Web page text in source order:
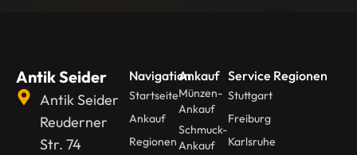
Antik Seider
Antik Seider
Reuderner
Str. 74
Navigation
Startseite
Ankauf
Regionen
Ankauf
Münzen-
Ankauf
Schmuck-
Ankauf
Service Regionen
Stuttgart
Freiburg
Karlsruhe